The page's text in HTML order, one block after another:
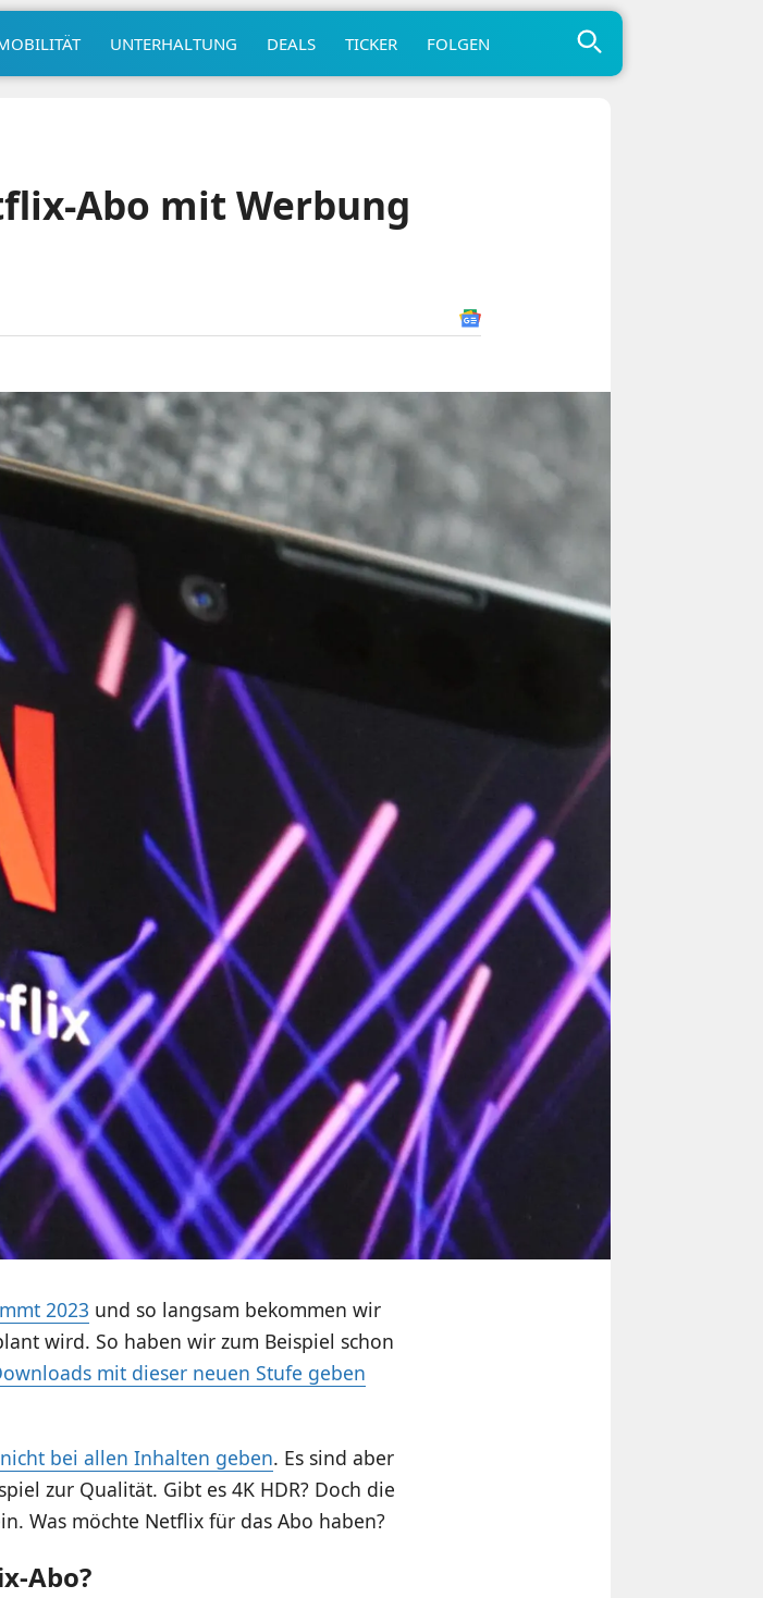
UNTERHALTUNG DEALS TICKER FOLGEN
Abo mit Werbung
2023 und so langsam bekommen wir
wird. So haben wir zum Beispiel schon
mit dieser neuen Stufe geben
bei allen Inhalten geben. Es sind aber
zur Qualität. Gibt es 4K HDR? Doch die
Was möchte Netflix für das Abo haben?
Abo?